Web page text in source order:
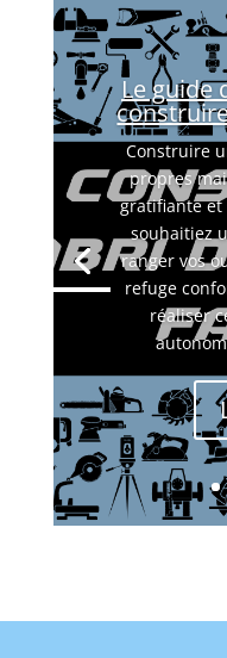
Le guide
Construire
propres
gratifiante et
souhaitiez
ranger vos
refuge
réaliser